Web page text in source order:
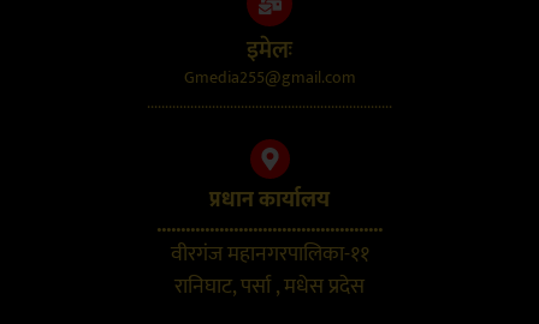
इमेलः
Gmedia255@gmail.com
....................................................................
प्रधान कार्यालय
...............................................
वीरगंज महानगरपालिका-११
रानिघाट, पर्सा , मधेस प्रदेस